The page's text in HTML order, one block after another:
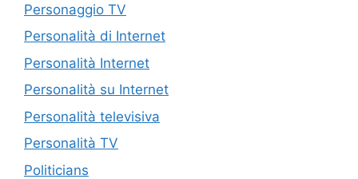
Personaggio TV
Personalità di Internet
Personalità Internet
Personalità su Internet
Personalità televisiva
Personalità TV
Politicians